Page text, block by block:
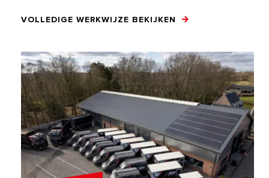
VOLLEDIGE WERKWIJZE BEKIJKEN